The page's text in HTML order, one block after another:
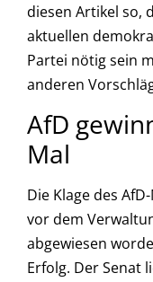
diesen Artikel so,
aktuellen
Partei nötig sein
anderen
AfD
Mal
Die Klage des
vor dem
abgewiesen
Erfolg. Der Senat